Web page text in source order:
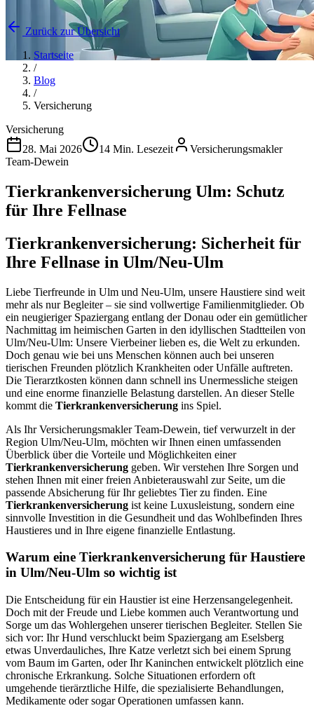
Zurück zur Übersicht
Startseite
/
Blog
/
Versicherung
Versicherung
28. Mai 2026
14 Min. Lesezeit
Versicherungsmakler
Team-Dewein
Tierkrankenversicherung Ulm: Schutz
für Ihre Fellnase
Tierkrankenversicherung: Sicherheit für
Ihre Fellnase in Ulm/Neu-Ulm
Liebe Tierfreunde in Ulm und Neu-Ulm, unsere Haustiere sind weit
mehr als nur Begleiter – sie sind vollwertige Familienmitglieder. Ob
ein neugieriger Spaziergang entlang der Donau oder ein gemütlicher
Nachmittag im heimischen Garten in den idyllischen Stadtteilen von
Ulm/Neu-Ulm: Unsere Vierbeiner lieben es, die Welt zu erkunden.
Doch genau wie bei uns Menschen können auch bei unseren
tierischen Freunden plötzlich Krankheiten oder Unfälle auftreten.
Die Tierarztkosten können dann schnell ins Unermessliche steigen
und eine enorme finanzielle Belastung darstellen. An dieser Stelle
kommt die Tierkrankenversicherung ins Spiel.
Als Ihr Versicherungsmakler Team-Dewein, tief verwurzelt in der
Region Ulm/Neu-Ulm, möchten wir Ihnen einen umfassenden
Überblick über die Vorteile und Möglichkeiten einer
Tierkrankenversicherung geben. Wir verstehen Ihre Sorgen und
stehen Ihnen mit einer freien Anbieterauswahl zur Seite, um die
passende Absicherung für Ihr geliebtes Tier zu finden. Eine
Tierkrankenversicherung ist keine Luxusleistung, sondern eine
sinnvolle Investition in die Gesundheit und das Wohlbefinden Ihres
Haustieres und in Ihre eigene finanzielle Entlastung.
Warum eine Tierkrankenversicherung für Haustiere
in Ulm/Neu-Ulm so wichtig ist
Die Entscheidung für ein Haustier ist eine Herzensangelegenheit.
Doch mit der Freude und Liebe kommen auch Verantwortung und
Sorge um das Wohlergehen unserer tierischen Begleiter. Stellen Sie
sich vor: Ihr Hund verschluckt beim Spaziergang am Eselsberg
etwas Unverdauliches, Ihre Katze verletzt sich bei einem Sprung
vom Baum im Garten, oder Ihr Kaninchen entwickelt plötzlich eine
chronische Erkrankung. Solche Situationen erfordern oft
umgehende tierärztliche Hilfe, die spezialisierte Behandlungen,
Medikamente oder sogar Operationen umfassen kann.